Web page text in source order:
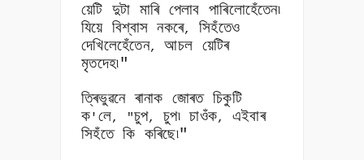
য়েটি দুটা মাৰি পেলাব পাৰিলোহেঁতেন৷
যিয়ে বিশ্বাস নকৰে, সিহঁতেও
দেখিলেহেঁতেন,আচল য়েটিৰ
মৃতদেহ৷"
ত্ৰিভুৱনে ৰানাক জোৰত চিকুটি
ক' লে, "চুপ,চুপ৷ চাওঁক, এইবাৰ
সিহঁতে কি কৰিছে৷"